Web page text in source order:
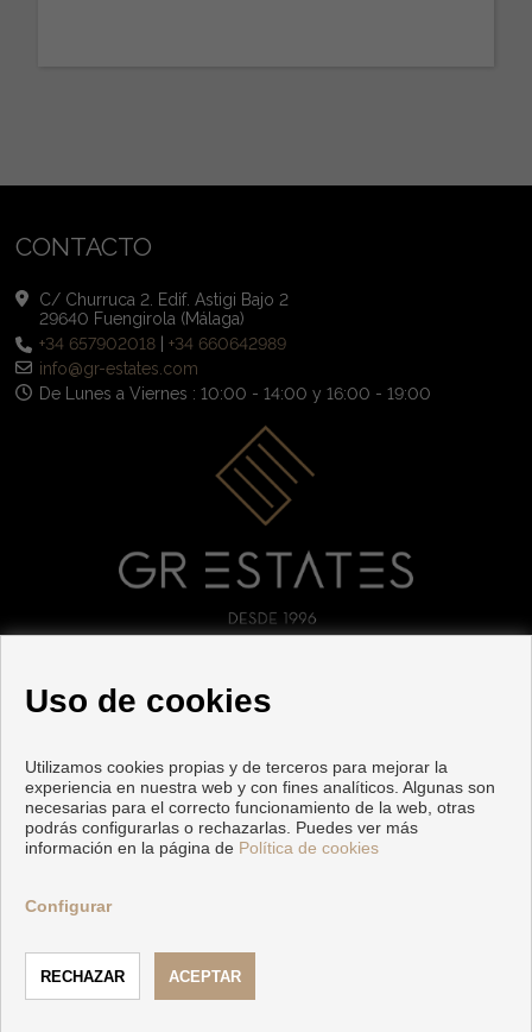
CONTACTO
C/ Churruca 2. Edif. Astigi Bajo 2
29640 Fuengirola (Málaga)
+34 657902018 |+34 660642989
info@gr-estates.com
De Lunes a Viernes : 10:00 - 14:00 y 16:00 - 19:00
Uso de cookies
Utilizamos cookies propias y de terceros para mejorar la
experiencia en nuestra web y con fines analíticos. Algunas son
necesarias para el correcto funcionamiento de la web, otras
podrás configurarlas o rechazarlas. Puedes ver más
información en la página de Política de cookies
Configurar